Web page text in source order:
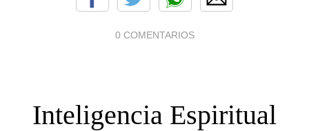
0 COMENTARIOS
Inteligencia Espiritual